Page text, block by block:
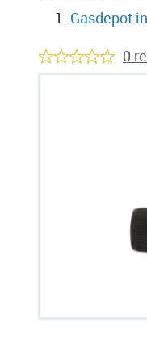
0
Ga
Gasdepot